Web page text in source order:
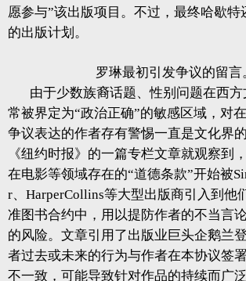
愿参与”该出版项目。不过，最终哈歇特
的出版计划。
罗琳最初引发争议的留言
由于少数族裔话题、性别问题在西
常被界定为“政治正确”的敏感区域，对
争议表达的作者存有警惕一直是文化界
《纽约时报》的一篇专栏文章就观察到
在电影等领域存在的“道德条款”开始被
r、HarperCollins等大型出版商引入到他
准图书合约中，用以提防作者的不当言
的风险。文章引用了出版业巨头企鹅兰
者过去或未来的行为与作者在本协议签
不一致，可能导致针对作品的持续而广